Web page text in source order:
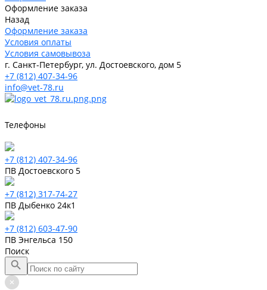
Оформление заказа
Назад
Оформление заказа
Условия оплаты
Условия самовывоза
г. Санкт-Петербург, ул. Достоевского, дом 5
+7 (812) 407-34-96
info@vet-78.ru
Телефоны
+7 (812) 407-34-96
ПВ Достоевского 5
+7 (812) 317-74-27
ПВ Дыбенко 24к1
+7 (812) 603-47-90
ПВ Энгельса 150
Поиск